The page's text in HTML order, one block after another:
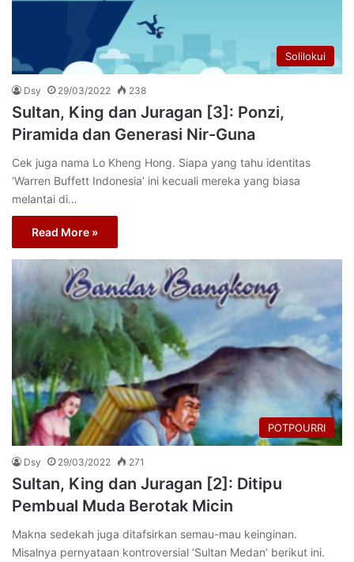
Solilokui
Dsy 29/03/2022 238
Sultan, King dan Juragan [3]: Ponzi,
Piramida dan Generasi Nir-Guna
Cek juga nama Lo Kheng Hong. Siapa yang tahu identitas
‘Warren Buffett Indonesia’ ini kecuali mereka yang biasa
melantai di…
Read More »
POTPOURRI
Dsy 29/03/2022 271
Sultan, King dan Juragan [2]: Ditipu
Pembual Muda Berotak Micin
Makna sedekah juga ditafsirkan semau-mau keinginan.
Misalnya pernyataan kontroversial ‘Sultan Medan’ berikut ini.